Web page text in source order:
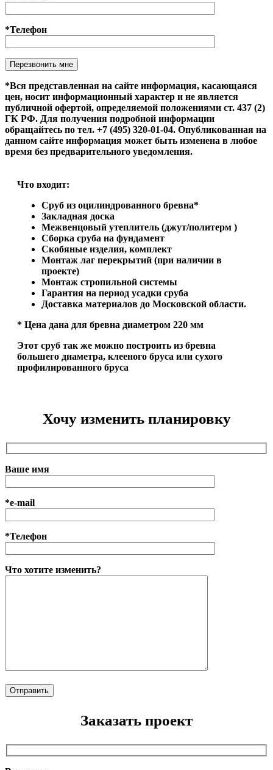
*Телефон
Оставьте это поле пустым.
*Вся представленная на сайте информация, касающаяся
цен, носит информационный характер и не является
публичной офертой, определяемой положениями ст. 437 (2)
ГК РФ. Для получения подробной информации
обращайтесь по тел. +7 (495) 320-01-04. Опубликованная на
данном сайте информация может быть изменена в любое
время без предварительного уведомления.
Что входит:
Сруб из оцилиндрованного бревна*
Закладная доска
Межвенцовый утеплитель (джут/политерм )
Сборка сруба на фундамент
Скобяные изделия, комплект
Монтаж лаг перекрытий (при наличии в
проекте)
Монтаж стропильной системы
Гарантия на период усадки сруба
Доставка материалов до Московской области.
* Цена дана для бревна диаметром 220 мм
Этот сруб так же можно построить из бревна
большего диаметра, клееного бруса или сухого
профилированного бруса
Хочу изменить планировку
Ваше имя
*e-mail
*Телефон
Что хотите изменить?
Заказать проект